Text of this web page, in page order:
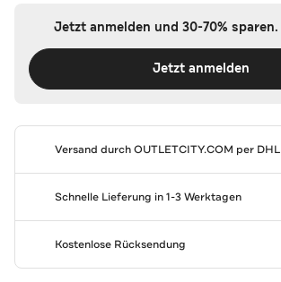
Jetzt anmelden und 30-70% sparen.
Jetzt anmelden
Versand durchOUTLETCITY.COM per DHL
Schnelle Lieferung in 1-3 Werktagen
Kostenlose Rücksendung